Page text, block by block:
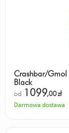
Crashbar/Gmol
Black
od 1099,00zł
Darmowa dostawa